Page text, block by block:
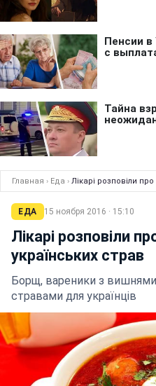
Главная › Еда › Лікарі розповіли
ЕДА 15 ноября 2016 · 15:10
Лікарі розповіли
українських страв
Борщ, вареники з вишнями
стравами для українців